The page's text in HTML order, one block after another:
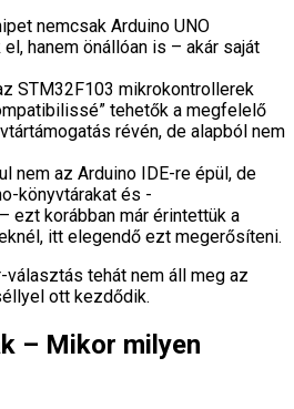
nemcsak Arduino UNO
hanem önállóan is – akár saját
STM32F103 mikrokontrollerek
tehetők a megfelelő
révén, de alapból nem
nem az Arduino IDE-re épül, de
könyvtárakat és -
ezt korábban már érintettük a
itt elegendő ezt megerősíteni.
választás tehát nem áll meg az
ott kezdődik.
– Mikor milyen